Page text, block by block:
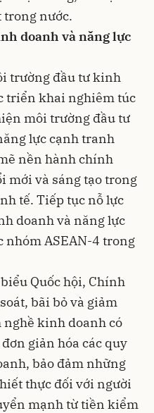
trong nước.
doanh và năng lực
trường đầu tư kinh
triển khai nghiêm túc
môi trường đầu tư
lực cạnh tranh
nền hành chính
mới và sáng tạo trong
tế. Tiếp tục nỗ lực
doanh và năng lực
nhóm ASEAN-4 trong
Quốc hội, Chính
bãi bỏ và giảm
kinh doanh có
giản hóa các quy
bảo đảm những
thực đối với người
mạnh từ tiền kiểm